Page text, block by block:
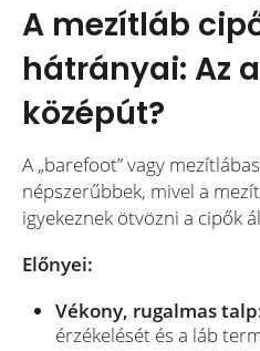
A mezítláb
hátrányai: Az
középút?
A „barefoot” vagy
népszerűbbek, mivel a
igyekeznek ötvözni a cipők
Előnyei:
Vékony, rugalmas
érzékelését és a láb